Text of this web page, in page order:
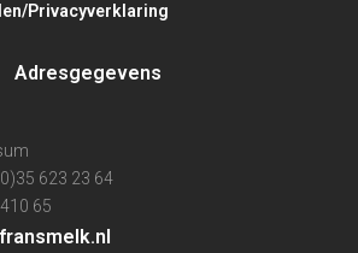
Privacyverklaring
Adresgegevens
623 23 64
65